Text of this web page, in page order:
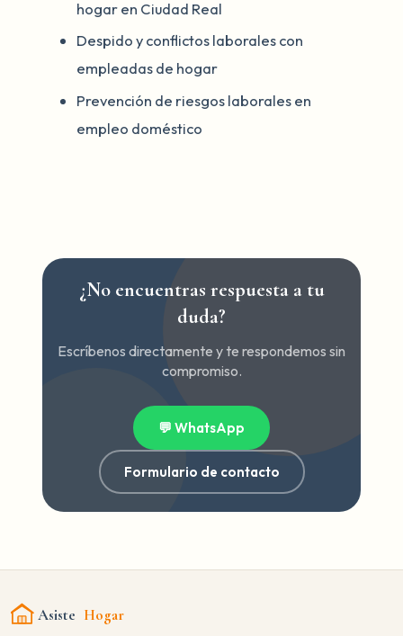
hogar en Ciudad Real
Despido y conflictos laborales con
empleadas de hogar
Prevención de riesgos laborales en
empleo doméstico
¿No encuentras respuesta a tu
duda?
Escríbenos directamente y te respondemos sin
compromiso.
💬 WhatsApp
Formulario de contacto
Asiste Hogar